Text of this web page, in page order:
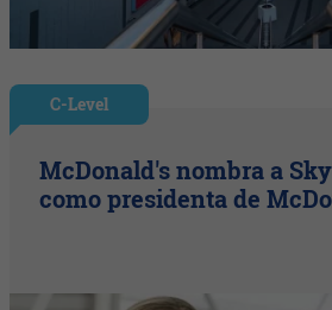
C-Level
McDonald's nombra a
como presidenta de